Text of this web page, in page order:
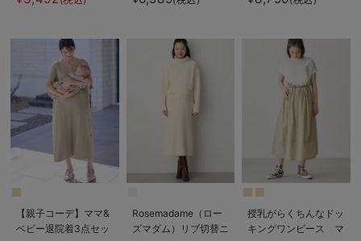
ニティ・産後【出産後
【産後も長く着れる】
ズマダム）
ポロロンパース 出産
ティ・授乳服
【親子コーデ】ママ&
ベビー退院着3点セッ
Rosemadame（ロー
ズマダム）リブ切替ニ
授乳がらくちんなドッ
キングワンピース マ